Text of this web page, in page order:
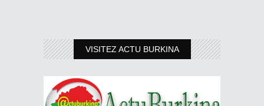
VISITEZ ACTU BURKINA